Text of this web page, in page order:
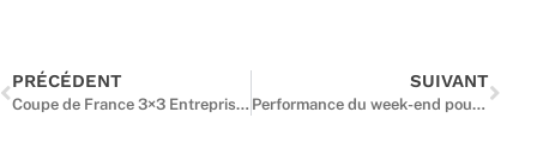
PRÉCÉDENT
Coupe de France 3×3 Entreprise : cap sur l’étape régionale francilienne
SUIVANT
Performance du week-end pour nos espoirs franciliens – 7 & 8 mars